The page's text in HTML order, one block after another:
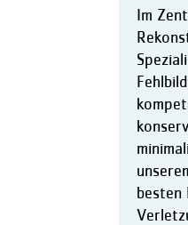
Im
besten